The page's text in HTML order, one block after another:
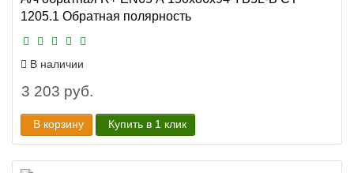
1205.1 Обратная полярность
В наличии
3 203 руб.
В корзину Купить в 1 клик